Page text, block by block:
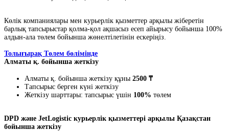
Көлік компаниялары мен курьерлік қызметтер арқылы жіберетін
барлық тапсырыстар қолма-қол ақшасыз есеп айырысу бойынша 100%
алдын-ала төлем бойынша жөнелтілетінін ескеріңіз.
Толығырақ Төлем бөлімінде
Алматы қ. бойынша жеткізу
Алматы қ. бойынша жеткізу құны 2500 ₸
Тапсырыс берген күні жеткізу
Жеткізу шарттары: тапсырыс үшін 100% төлем
DPD және JetLogistic курьерлік қызметтері арқылы Қазақстан
бойынша жеткізу